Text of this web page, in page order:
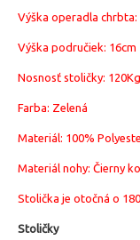
Výška operadla chrbta:
Výška područiek: 16cm
Nosnosť stoličky: 120Kg
Farba: Zelená
Materiál: 100%
Materiál nohy: Čierny
Stolička je otočná o
Stoličky